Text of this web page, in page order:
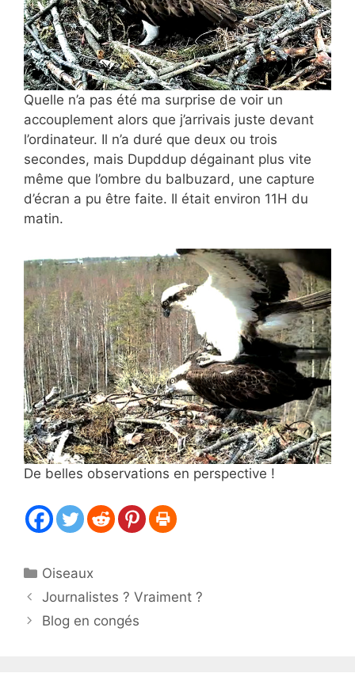
Quelle n’a pas été ma surprise de voir un
accouplement alors que j’arrivais juste devant
l’ordinateur. Il n’a duré que deux ou trois
secondes, mais Dupddup dégainant plus vite
même que l’ombre du balbuzard, une capture
d’écran a pu être faite. Il était environ 11H du
matin.
De belles observations en perspective !
Catégories
Oiseaux
Journalistes ? Vraiment ?
Blog en congés